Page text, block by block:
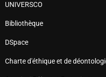
UNIVERSCO
Bibliothèque
DSpace
Charte d'éthique et de